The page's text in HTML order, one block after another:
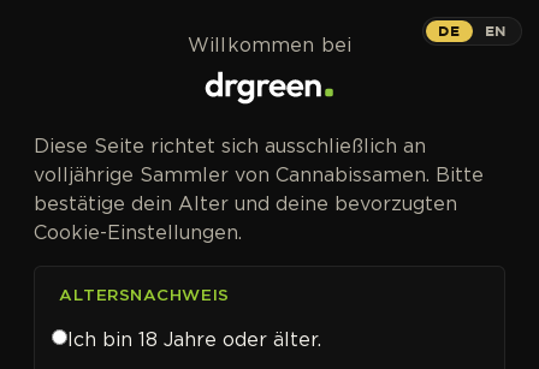
CANNABISSAMEN VON WHITE LABEL SEED COMPANY
KAUFEN
White Label Seed
Company
DE EN
Willkommen bei
Diese Seite richtet sich ausschließlich an
volljährige Sammler von Cannabissamen. Bitte
bestätige dein Alter und deine bevorzugten
Cookie-Einstellungen.
ALTERSNACHWEIS
Ich bin 18 Jahre oder älter.